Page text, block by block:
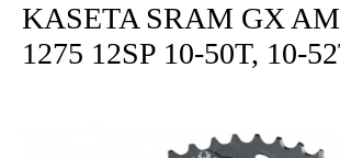
KASETA SRAM GX
1275 12SP 10-50T, 10-